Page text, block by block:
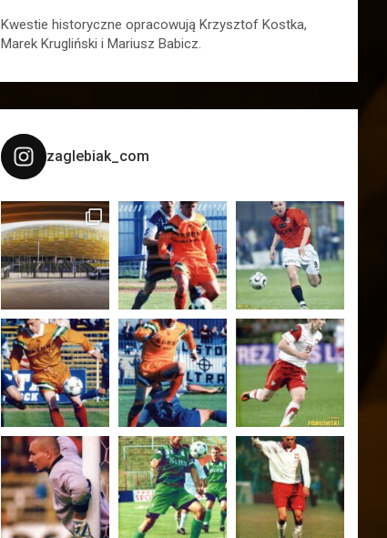
Kwestie historyczne opracowują Krzysztof Kostka,
Marek Krugliński i Mariusz Babicz.
zaglebiak_com